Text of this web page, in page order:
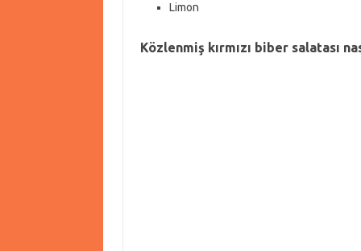
Limon
Közlenmiş kırmızı biber salatası